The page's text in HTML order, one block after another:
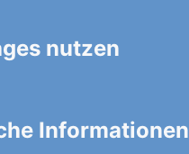
nutzen
Informationen